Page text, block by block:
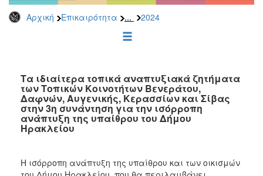
Αρχική Επικαιρότητα ... 2024
2026
2025
2022
2021
2020
2019
2017
Τα ιδιαίτερα τοπικά αναπτυξιακά ζητήματα
των Τοπικών Κοινοτήτων Βενεράτου,
Δαφνών, Αυγενικής, Κερασσίων και Σίβας
στην 3η συνάντηση για την ισόρροπη
ανάπτυξη της υπαίθρου του Δήμου
Ηρακλείου
Η ισόρροπη ανάπτυξη της υπαίθρου και των οικισμών